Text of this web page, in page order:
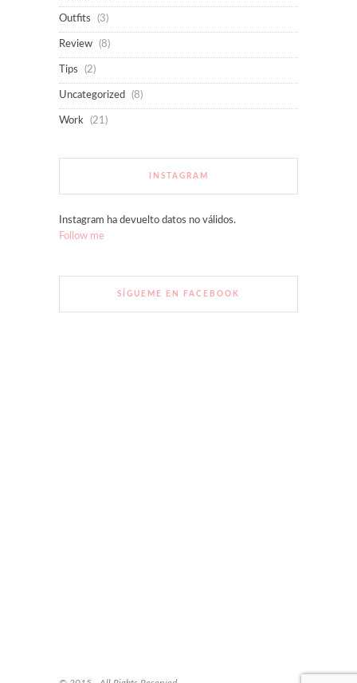
Outfits (3)
Review (8)
Tips (2)
Uncategorized (8)
Work (21)
INSTAGRAM
Instagram ha devuelto datos no válidos.
Follow me
SÍGUEME EN FACEBOOK